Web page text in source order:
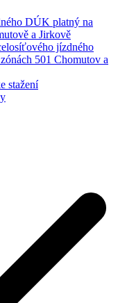
DÚK platný na
a Jirkově
jízdného
501 Chomutov a
stažení